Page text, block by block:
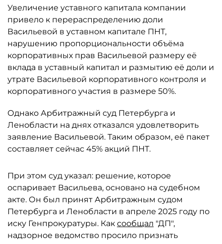
Увеличение уставного капитала компании
привело к перераспределению доли
Васильевой в уставном капитале ПНТ,
нарушению пропорциональности объёма
корпоративных прав Васильевой размеру её
вклада в уставный капитал и размытию её доли и
утрате Васильевой корпоративного контроля и
корпоративного участия в размере 50%.
Однако Арбитражный суд Петербурга и
Ленобласти на днях отказался удовлетворить
заявление Васильевой. Таким образом, её пакет
составляет сейчас 45% акций ПНТ.
При этом суд указал: решение, которое
оспаривает Васильева, основано на судебном
акте. Он был принят Арбитражным судом
Петербурга и Ленобласти в апреле 2025 году по
иску Генпрокуратуры. Как сообщал "ДП",
надзорное ведомство просило признать